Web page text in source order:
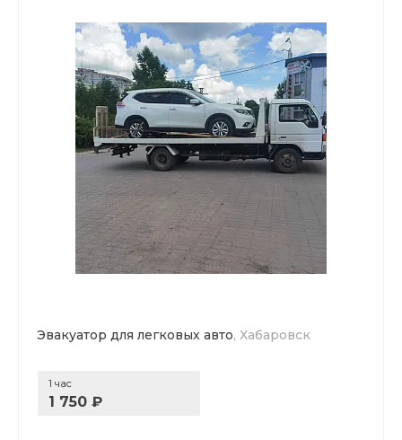
Эвакуатор для легковых авто, Хабаровск
1 час
1 750 ₽